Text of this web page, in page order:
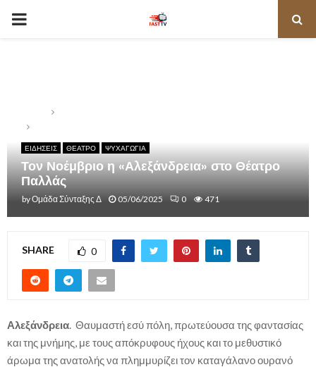
PRIMARY
ΕΙΔΗΣΕΙΣ ΘΕΑΤΡΟ ΨΥΧΑΓΩΓΙΑ
Τον Νοέμβριο η «Αλεξάνδρεια» στο Θέατρο
Παλλάς
byΟμάδα Σύνταξης Δ 05/06/2025 0 471
SHARE 0
Αλεξάνδρεια . Θαυμαστή εσύ πόλη, πρωτεύουσα της φαντασίας
και της μνήμης, με τους απόκρυφους ήχους και το μεθυστικό
άρωμα της ανατολής να πλημμυρίζει τον καταγάλανο ουρανό